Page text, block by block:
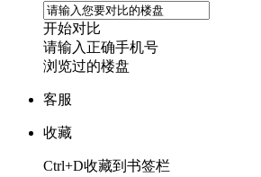
开始对比
请输入正确手机号
浏览过的楼盘
客服
收藏
Ctrl+D收藏到书签栏